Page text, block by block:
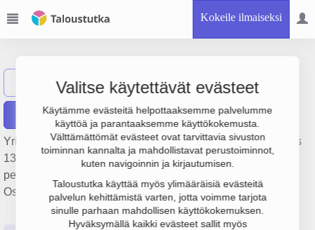
Kokeile ilmaiseksi
Valitse käytettävät evästeet
Käytämme evästeitä helpottaaksemme palvelumme
käyttöä ja parantaaksemme käyttökokemusta.
Välttämättömät evästeet ovat tarvittavia sivuston
toiminnan kannalta ja mahdollistavat perustoiminnot,
kuten navigoinnin ja kirjautumisen.
Taloustutka käyttää myös ylimääräisiä evästeitä
palvelun kehittämistä varten, jotta voimme tarjota
sinulle parhaan mahdollisen käyttökokemuksen.
Hyväksymällä kaikki evästeet sallit myös
Näytä haku FIGo-ravintolat oy
Raportit
Yrityksen FIGo-ravintolat oy liikevaihto on 297 000 € ja tulos
13 000 €. Sen päätoimiala on Ruokaravintolat,
perustamisvuosi 2008 ja sijainti Oulu. Yrityksen yhtiömuoto
Osakeyhtiö (OY).